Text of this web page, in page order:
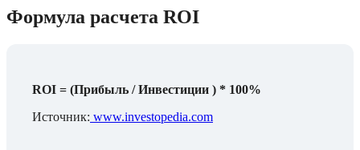
Формула расчета ROI
ROI = (Прибыль / Инвестиции ) * 100%
Источник: www.investopedia.com